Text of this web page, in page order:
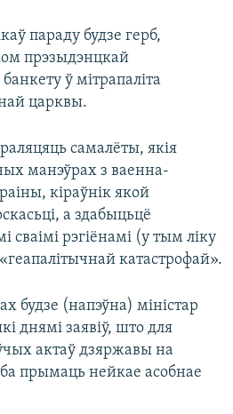
параду будзе герб,
прэзыдэнцкай
ў мітрапаліта
царквы.
самалёты, якія
манэўрах з ваенна-
кіраўнік якой
а здабыцьцё
сваімі рэгіёнамі (у тым ліку
катастрофай».
будзе (напэўна) міністар
днямі заявіў, што для
актаў дзяржавы на
прымаць нейкае асобнае